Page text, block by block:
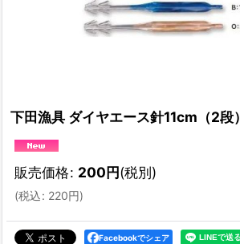
下田漁具 ダイヤエース針11cm（2段）
販売価格: 200円(税別)
(税込: 220円)
Facebookでシェア